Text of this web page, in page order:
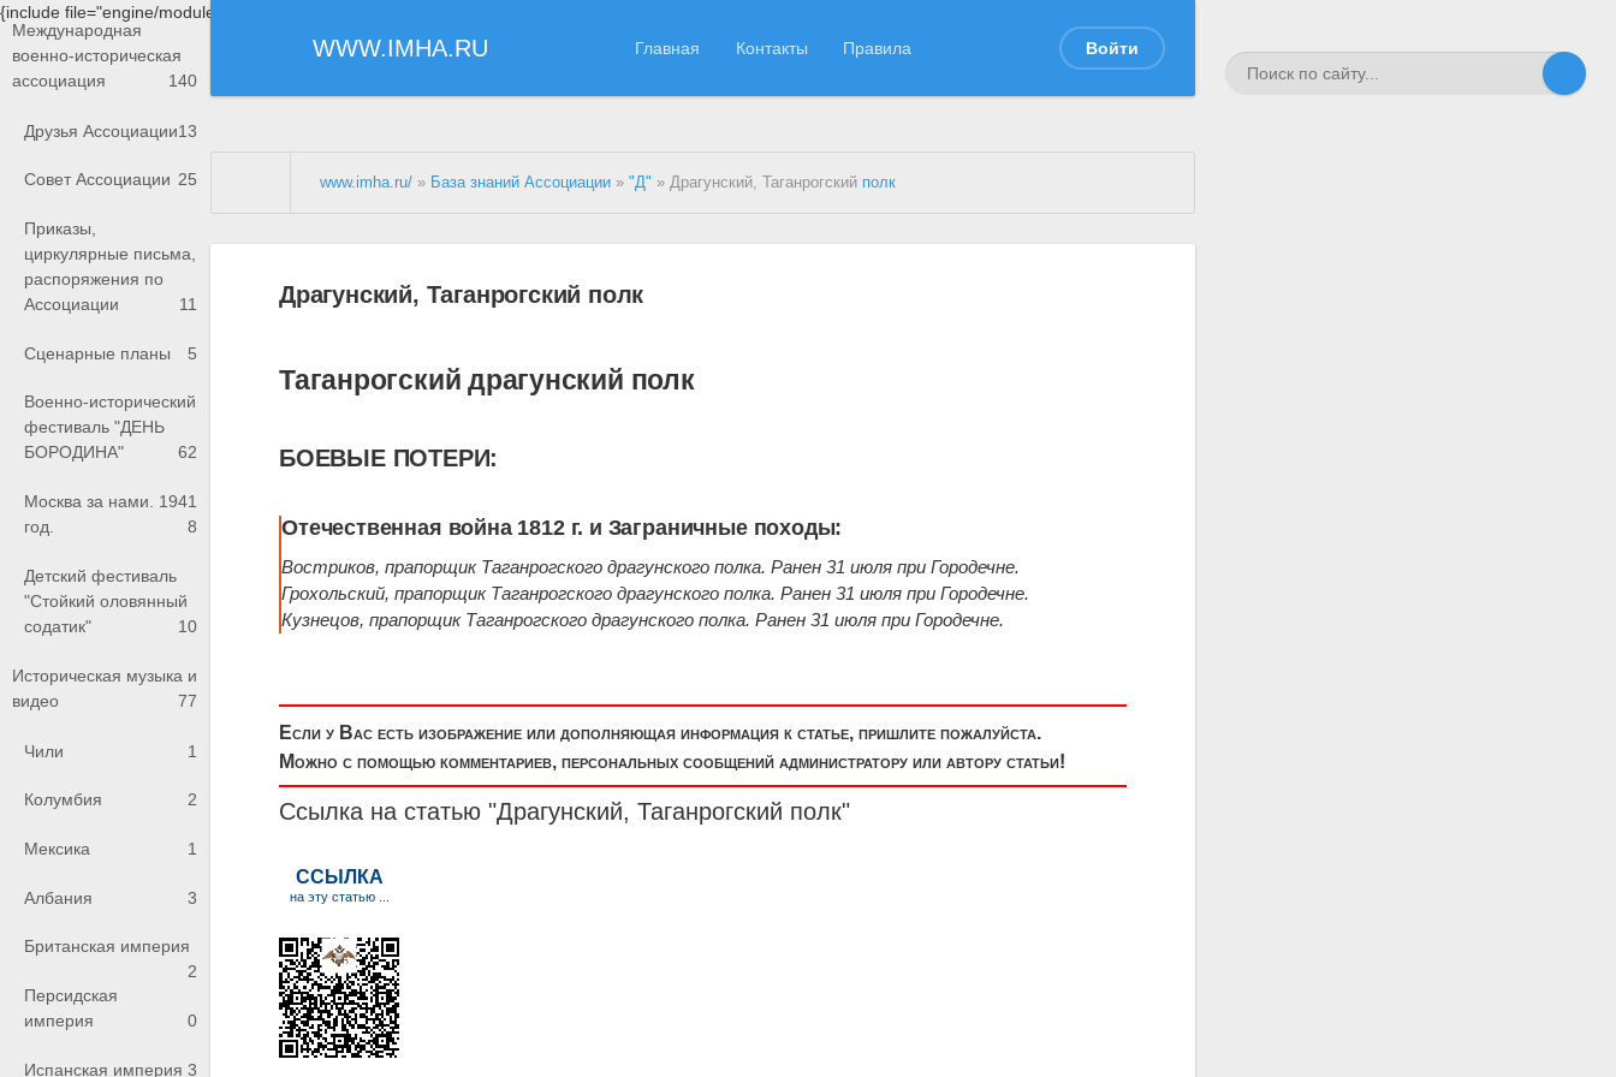
{include file="engine/modules/saperu/head.php"}
WWW.IMHA.RU Главная Контакты Правила Войти
Международная
военно-историческая
ассоциация
140
Друзья Ассоциации13
Совет Ассоциации 25
Приказы,
циркулярные письма,
распоряжения по
Ассоциации
11
Сценарные планы 5
Военно-исторический
фестиваль "ДЕНЬ
БОРОДИНА"
62
Москва за нами. 1941
год.
8
Детский фестиваль
"Стойкий оловянный
содатик"
10
Историческая музыка и
видео
77
Чили 1
Колумбия 2
Мексика 1
Албания 3
Британская империя
2
Персидская
империя
0
Испанская империя 3
www.imha.ru/ » База знаний Ассоциации »"Д" » Драгунский, Таганрогский полк
Драгунский, Таганрогский полк
Таганрогский драгунский полк
БОЕВЫЕ ПОТЕРИ:
Отечественная война 1812 г. и Заграничные походы:
Востриков, прапорщик Таганрогского драгунского полка. Ранен 31 июля при Городечне.
Грохольский, прапорщик Таганрогского драгунского полка. Ранен 31 июля при Городечне.
Кузнецов, прапорщик Таганрогского драгунского полка. Ранен 31 июля при Городечне.
Если у Вас есть изображение или дополняющая информация к статье, пришлите пожалуйста.
Можно с помощью комментариев, персональных сообщений администратору или автору статьи!
Ссылка на статью "Драгунский, Таганрогский полк"